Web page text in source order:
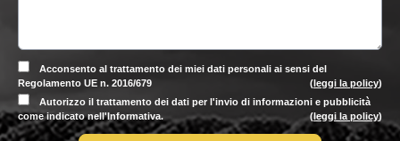
Acconsento al trattamento dei miei dati personali ai sensi del
Regolamento UE n. 2016/679
(leggi la policy)
Autorizzo il trattamento dei dati per l'invio di informazioni e pubblicità
come indicato nell'Informativa.
(leggi la policy)